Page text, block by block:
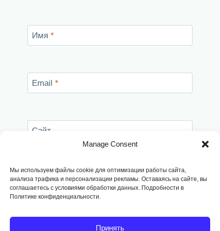
Manage Consent
Мы используем файлы cookie для оптимизации работы сайта,
анализа трафика и персонализации рекламы. Оставаясь на сайте, вы
соглашаетесь с условиями обработки данных. Подробности в
Политике конфиденциальности.
Принять
Имя *
Email *
Сайт
этом браузере для последующих моих
комментариев.